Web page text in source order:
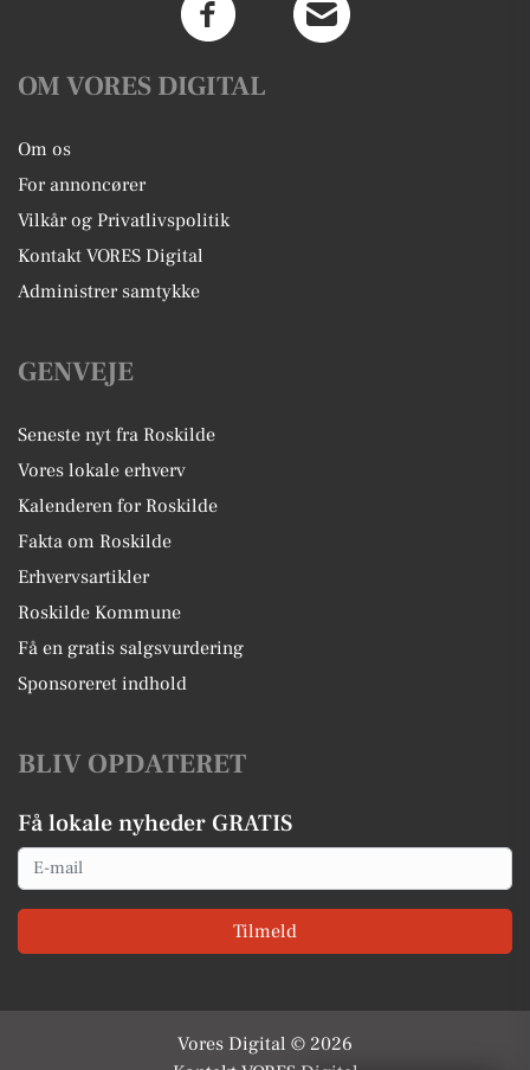
OM VORES DIGITAL
Om os
For annoncører
Vilkår og Privatlivspolitik
Kontakt VORES Digital
Administrer samtykke
GENVEJE
Seneste nyt fra Roskilde
Vores lokale erhverv
Kalenderen for Roskilde
Fakta om Roskilde
Erhvervsartikler
Roskilde Kommune
Få en gratis salgsvurdering
Sponsoreret indhold
BLIV OPDATERET
Få lokale nyheder GRATIS
Email
Tilmeld
Vores Digital © 2026